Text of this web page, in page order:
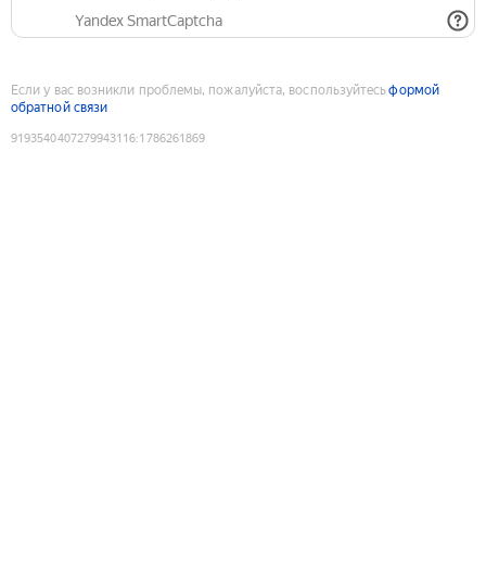
Yandex SmartCaptcha
Если у вас возникли проблемы, пожалуйста, воспользуйтесьформой
обратной связи
9193540407279943116:1786261869